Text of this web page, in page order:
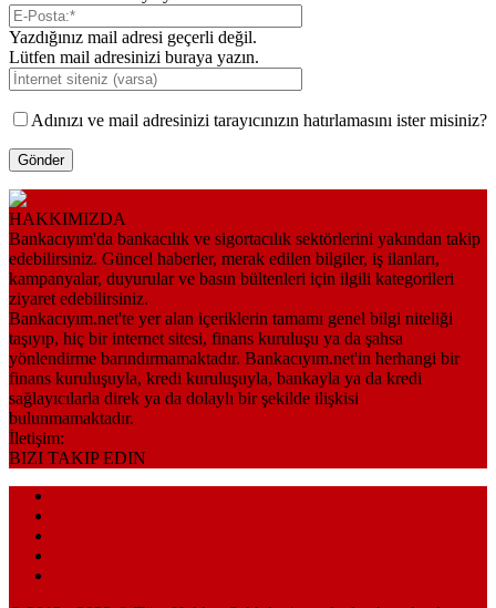
Yazdığınız mail adresi geçerli değil.
Lütfen mail adresinizi buraya yazın.
Adınızı ve mail adresinizi tarayıcınızın hatırlamasını ister misiniz?
HAKKIMIZDA
Bankacıyım'da bankacılık ve sigortacılık sektörlerini yakından takip
edebilirsiniz. Güncel haberler, merak edilen bilgiler, iş ilanları,
kampanyalar, duyurular ve basın bültenleri için ilgili kategorileri
ziyaret edebilirsiniz.
Bankacıyım.net'te yer alan içeriklerin tamamı genel bilgi niteliği
taşıyıp, hiç bir internet sitesi, finans kuruluşu ya da şahsa
yönlendirme barındırmamaktadır. Bankacıyım.net'in herhangi bir
finans kuruluşuyla, kredi kuruluşuyla, bankayla ya da kredi
sağlayıcılarla direk ya da dolaylı bir şekilde ilişkisi
bulunmamaktadır.
İletişim:
BIZI TAKIP EDIN